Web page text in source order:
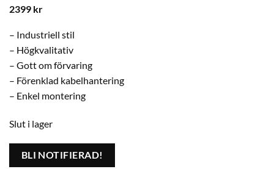
2399 kr
– Industriell stil
– Högkvalitativ
– Gott om förvaring
– Förenklad kabelhantering
– Enkel montering
Slut i lager
BLI NOTIFIERAD!